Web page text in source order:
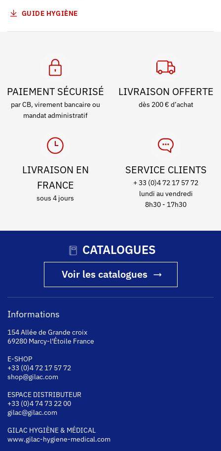
GUIDE HYGIÈNE
PAIEMENT SÉCURISÉ
par CB, virement bancaire ou
mandat administratif
LIVRAISON OFFERTE
dès 200 € d’achat
LIVRAISON EN
FRANCE
sous 4 jours
SERVICE CLIENTS
+ 33 (0)4 72 17 57 72
lundi au vendredi
8h30 - 17h30
CATALOGUES
Voir les catalogues
Informations
154 Allée de Grande croix
69280 Marcy-l'Étoile France
E-SHOP
+33 (0)4 72 17 57 72
shop@gilac.com
ESPACE DISTRIBUTEUR
+33 (0)4 74 73 22 00
gilac@gilac.com
GILAC HYGIÈNE & MÉDICAL
www.gilac-hygiene-medical.com